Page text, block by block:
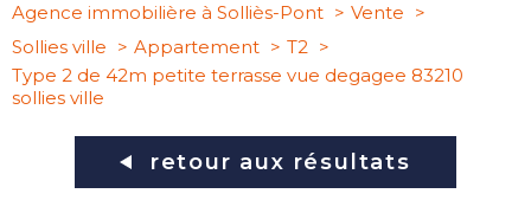
Agence immobilière à Solliès-Pont
Vente
Sollies ville
Appartement
T2
Type 2 de 42m petite terrasse vue degagee 83210
sollies ville
retour aux résultats